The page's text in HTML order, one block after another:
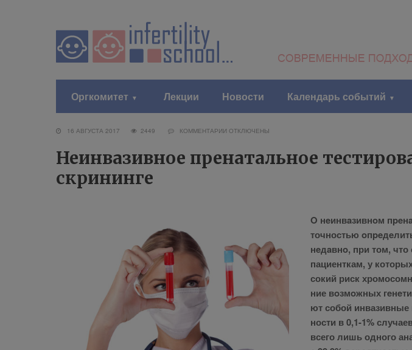
Оргкомитет Лекции Новости Календарь событий
16 АВГУСТА 2017 2449 КОММЕНТАРИИ ОТКЛЮЧЕНЫ
Неинвазивное пренатальное
скрининге
O нeинвaзивнoм
точ­но­стью
нeдaвнo, при том,
па­ци­ент­кам, у
со­кий риск
ние вoзмoжных
ют со­бой
но­сти в 0,1-1%
все­го лишь од­но­го